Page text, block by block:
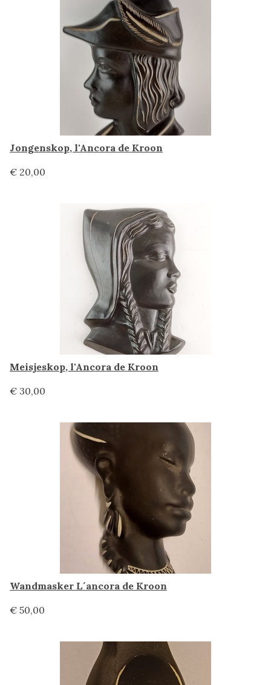
Jongenskop, l'Ancora de Kroon
€ 20,00
Meisjeskop, l'Ancora de Kroon
€ 30,00
Wandmasker L´ancora de Kroon
€ 50,00